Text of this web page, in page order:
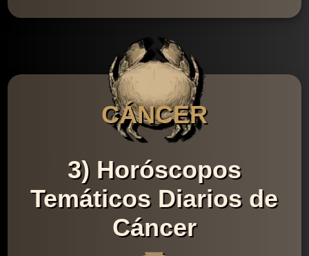
CÁNCER
3) Horóscopos
Temáticos Diarios de
Cáncer